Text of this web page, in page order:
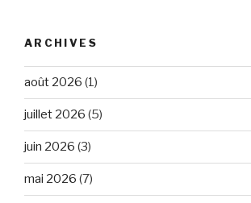
ARCHIVES
août 2026 (1)
juillet 2026 (5)
juin 2026 (3)
mai 2026 (7)